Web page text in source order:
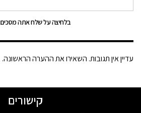
בלחיצה על שלח אתה מסכים
עדיין אין תגובות. השאירו את ההערה הראשונה.
קישורים